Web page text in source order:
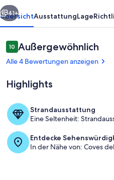
nahe
am
Hafen,
Strand
Cristo
Weiter
41+
ÜbersichtAusstattungLage
Bewertungen
1010 von 10.
Außergewöhnlich
Alle 4 Bewertungen anzeigen
Highlights
Strandausstattung
Eine Seltenheit:
Entdecke
In der Nähe von: Coves